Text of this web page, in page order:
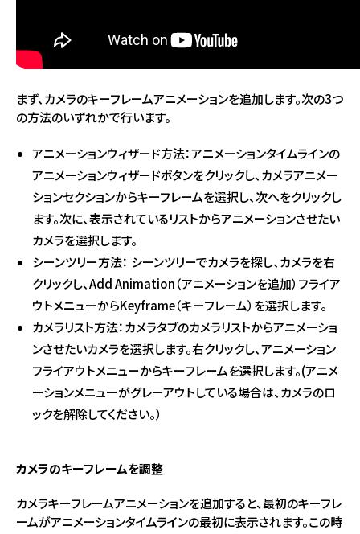
まず、カメラのキーフレームアニメーションを追加します。次の3つ
の方法のいずれかで行います。
アニメーションウィザード方法：アニメーションタイムラインの
アニメーションウィザードボタンをクリックし、カメラアニメー
ションセクションからキーフレームを選択し、次へをクリックし
ます。次に、表示されているリストからアニメーションさせたい
カメラを選択します。
シーンツリー方法： シーンツリーでカメラを探し、カメラを右
クリックし、Add Animation（アニメーションを追加）フライア
ウトメニューからKeyframe（キーフレーム）を選択します。
カメラリスト方法：カメラタブのカメラリストからアニメーショ
ンさせたいカメラを選択します。右クリックし、アニメーション
フライアウトメニューからキーフレームを選択します。(アニメ
ーションメニューがグレーアウトしている場合は、カメラのロ
ックを解除してください。）
カメラのキーフレームを調整
カメラキーフレームアニメーションを追加すると、最初のキーフレ
ームがアニメーションタイムラインの最初に表示されます。この時